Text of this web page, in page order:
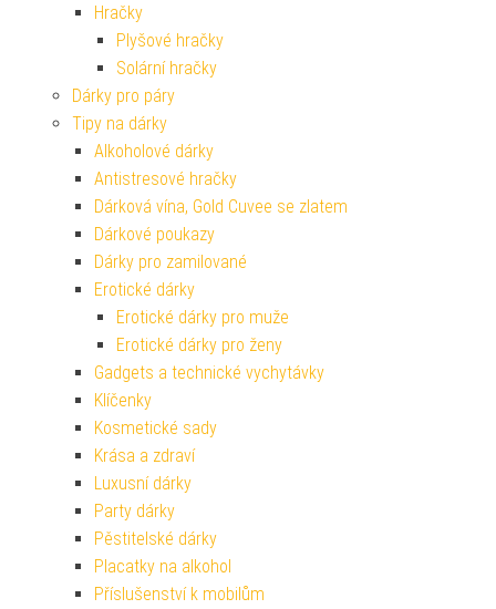
Hračky
Plyšové hračky
Solární hračky
Dárky pro páry
Tipy na dárky
Alkoholové dárky
Antistresové hračky
Dárková vína, Gold Cuvee se zlatem
Dárkové poukazy
Dárky pro zamilované
Erotické dárky
Erotické dárky pro muže
Erotické dárky pro ženy
Gadgets a technické vychytávky
Klíčenky
Kosmetické sady
Krása a zdraví
Luxusní dárky
Party dárky
Pěstitelské dárky
Placatky na alkohol
Příslušenství k mobilům